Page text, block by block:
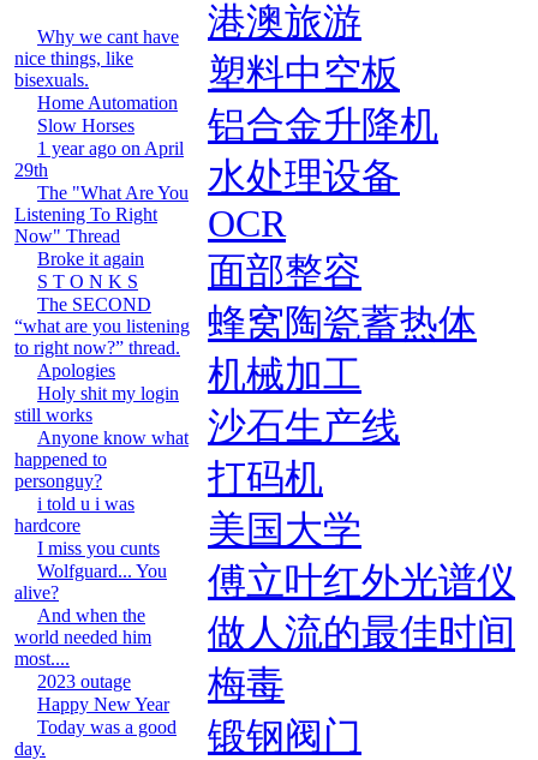
Why we cant have
nice things, like
bisexuals.
Home Automation
Slow Horses
1 year ago on April
29th
The "What Are You
Listening To Right
Now" Thread
Broke it again
S T O N K S
The SECOND
“what are you listening
to right now?” thread.
Apologies
Holy shit my login
still works
Anyone know what
happened to
personguy?
i told u i was
hardcore
I miss you cunts
Wolfguard... You
alive?
And when the
world needed him
most....
2023 outage
Happy New Year
Today was a good
day.
港澳旅游
塑料中空板
铝合金升降机
水处理设备
OCR
面部整容
蜂窝陶瓷蓄热体
机械加工
沙石生产线
打码机
美国大学
傅立叶红外光谱仪
做人流的最佳时间
梅毒
锻钢阀门